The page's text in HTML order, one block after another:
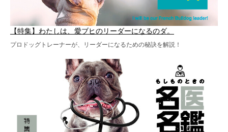
【特集】わたしは、愛ブヒのリーダーになるのダ。
プロドッグトレーナーが、リーダーになるための秘訣を解説！